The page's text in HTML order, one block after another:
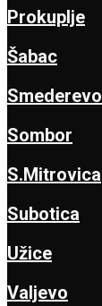
Prokuplje
Šabac
Smederevo
Sombor
S.Mitrovica
Subotica
Užice
Valjevo